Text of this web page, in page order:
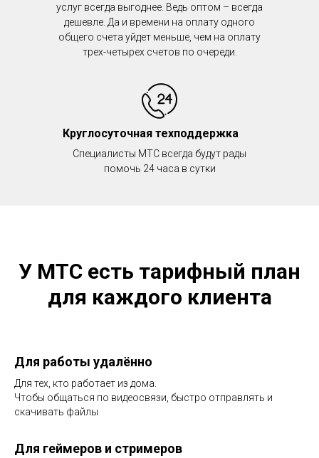
Круглосуточная техподдержка
услуг всегда выгоднее. Ведь оптом – всегда
дешевле. Да и времени на оплату одного
общего счета уйдет меньше, чем на оплату
трех-четырех счетов по очереди.
Специалисты МТС всегда будут рады
помочь 24 часа в сутки
У МТС есть тарифный план
для каждого клиента
Для работы удалённо
Для тех, кто работает из дома.
Чтобы общаться по видеосвязи, быстро отправлять и
скачивать файлы
Для геймеров и стримеров